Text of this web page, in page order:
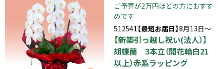
ご予算が2万円ほどの方におすす
めです
512541【最短お届日】8月13日～
【新築引っ越し祝い(法人）】
胡蝶蘭 3本立（開花輪白21
以上）赤系ラッピング